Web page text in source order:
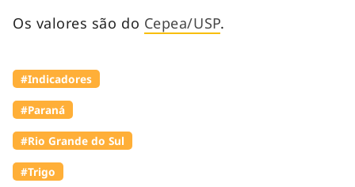
Os valores são do Cepea/USP.
#Indicadores
#Paraná
#Rio Grande do Sul
#Trigo